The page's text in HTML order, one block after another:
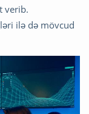
verib.
ilə də mövcud